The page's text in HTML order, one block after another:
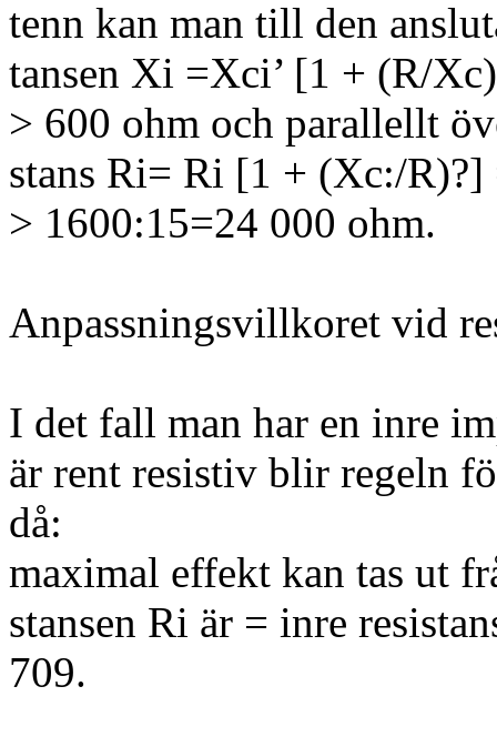
tenn kan man till den
tansen Xi =Xci’ [1 + (R/
> 600 ohm och parallellt
stans Ri= Ri [1 + (Xc:/
> 1600:15=24 000 ohm.
Anpassningsvillkoret vid
I det fall man har en inre
är rent resistiv blir regeln
då:
maximal effekt kan tas ut
stansen Ri är = inre
709.